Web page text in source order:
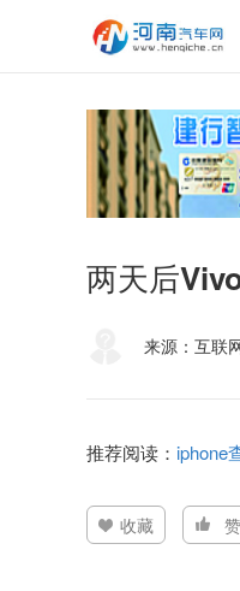
两天后
来源：互联
推荐阅读： iphone
收藏 赞